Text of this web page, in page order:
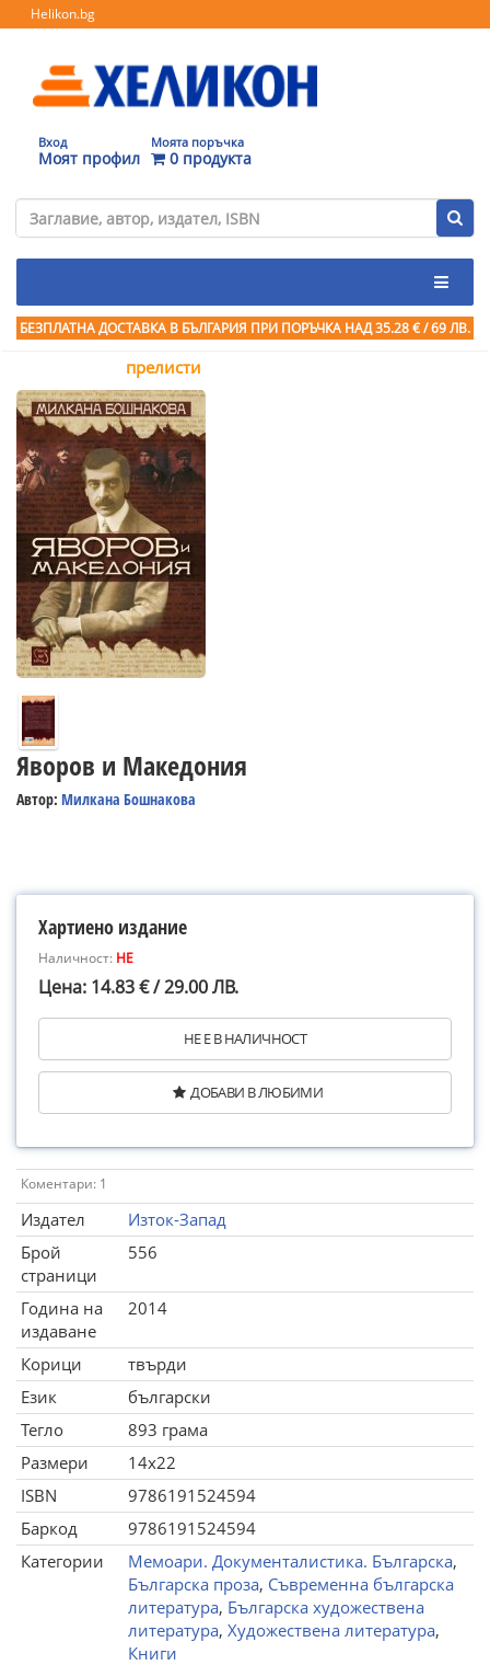
Helikon.bg
Вход
Моят профил
Моята поръчка
0 продукта
БЕЗПЛАТНА ДОСТАВКА В БЪЛГАРИЯ ПРИ ПОРЪЧКА НАД 35.28 € / 69 ЛВ.
прелисти
Яворов и Македония
Автор: Милкана Бошнакова
Хартиено издание
Наличност: НЕ
Цена: 14.83 € / 29.00 ЛВ.
НЕ Е В НАЛИЧНОСТ
ДОБАВИ В ЛЮБИМИ
Коментари: 1
Издател
Изток-Запад
Брой
страници
556
Година на
издаване
2014
Корици
твърди
Език
български
Тегло
893 грама
Размери
14x22
ISBN
9786191524594
Баркод
9786191524594
Категории
Мемоари. Документалистика. Българска,
Българска проза, Съвременна българска
литература, Българска художествена
литература, Художествена литература,
Книги